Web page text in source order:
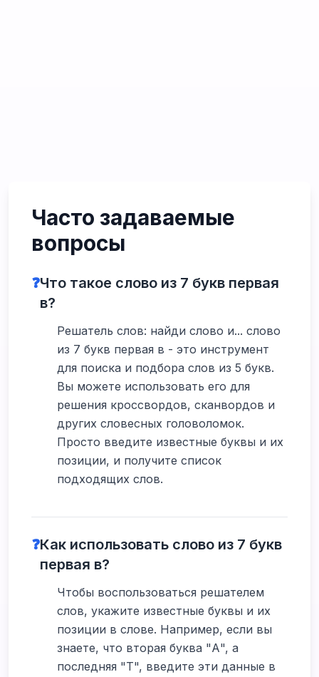
Часто задаваемые
вопросы
❓Что такое слово из 7 букв первая
в?
Решатель слов: найди слово и... слово
из 7 букв первая в - это инструмент
для поиска и подбора слов из 5 букв.
Вы можете использовать его для
решения кроссвордов, сканвордов и
других словесных головоломок.
Просто введите известные буквы и их
позиции, и получите список
подходящих слов.
❓Как использовать слово из 7 букв
первая в?
Чтобы воспользоваться решателем
слов, укажите известные буквы и их
позиции в слове. Например, если вы
знаете, что вторая буква "А", а
последняя "Т", введите эти данные в